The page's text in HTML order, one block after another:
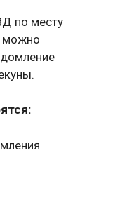
по месту
можно